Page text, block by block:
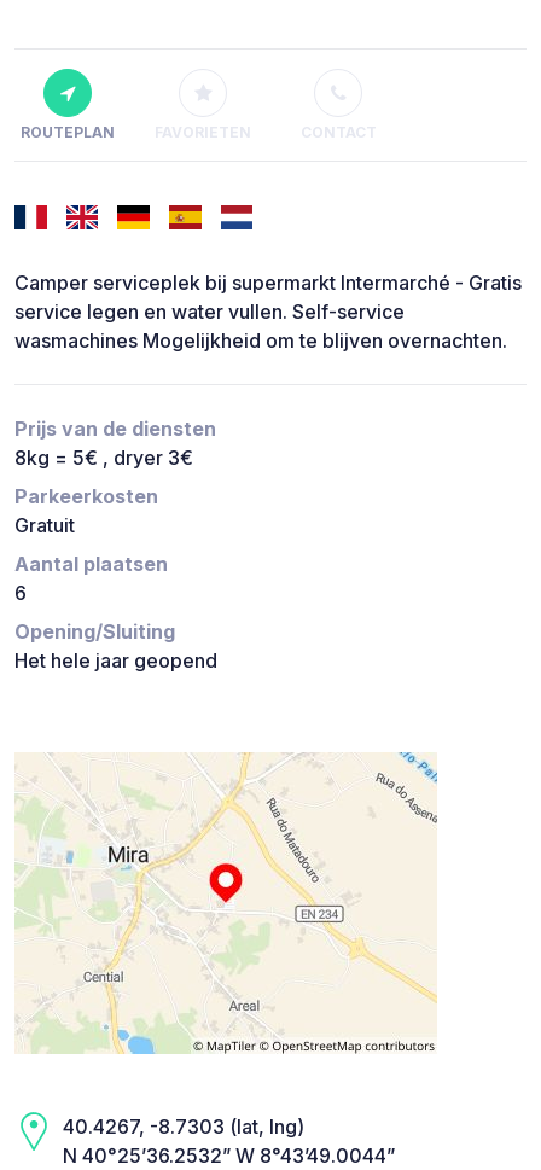
ROUTEPLAN FAVORIETEN CONTACT
Camper serviceplek bij supermarkt Intermarché - Gratis
service legen en water vullen. Self-service
wasmachines Mogelijkheid om te blijven overnachten.
Prijs van de diensten
8kg = 5€ , dryer 3€
Parkeerkosten
Gratuit
Aantal plaatsen
6
Opening/Sluiting
Het hele jaar geopend
40.4267, -8.7303 (lat, lng)
N 40°25’36.2532” W 8°43’49.0044”